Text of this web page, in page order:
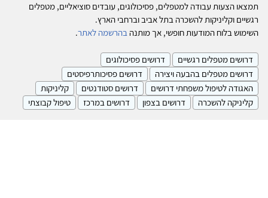
תמצאו הצעות עבודה למטפלים, פסיכולוגים, עובדים סוציאליים, מטפלים
רגשיים וקליניקות להשכרה בתל אביב וברחבי הארץ.
השימוש בלוח המודעות חופשי, אך מותנה בהרשמה לאתר.
דרושים מטפלים רגשיים
דרושים פסיכולוגים
דרושים מטפלים בהבעה ויצירה
דרושים פסיכותרפיסטים
האגודה לטיפול משפחתי דרושים
דרושים סטודנטים
קליניקות
קליניקה להשכרה
דרושים בצפון דרושים במרכז טיפול קבוצתי